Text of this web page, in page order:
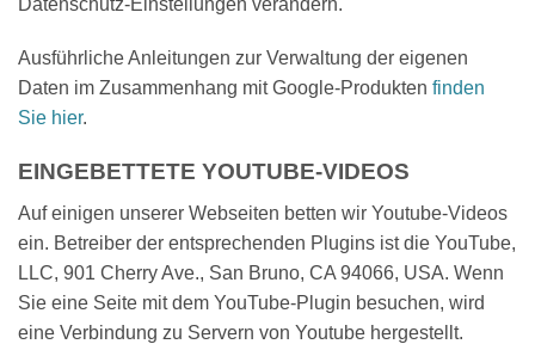
Ausführliche Anleitungen zur Verwaltung der eigenen
Daten im Zusammenhang mit Google-Produkten finden
Sie hier.
EINGEBETTETE YOUTUBE-VIDEOS
Auf einigen unserer Webseiten betten wir Youtube-Videos
ein. Betreiber der entsprechenden Plugins ist die YouTube,
LLC, 901 Cherry Ave., San Bruno, CA 94066, USA. Wenn
Sie eine Seite mit dem YouTube-Plugin besuchen, wird
eine Verbindung zu Servern von Youtube hergestellt.